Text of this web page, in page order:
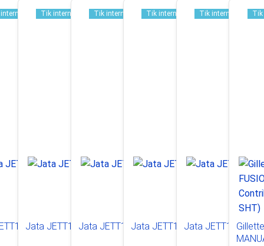
Tik internetu
Jata JETT1587
Tik internetu
Jata JETT1579
Tik internetu
Jata JETT1048
Tik internetu
Jata JETT1262
Tik